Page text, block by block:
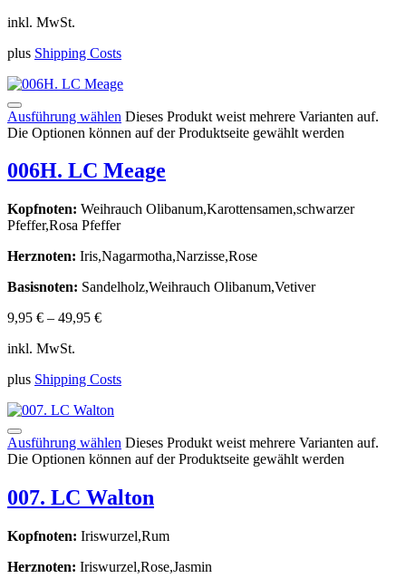
inkl. MwSt.
plus Shipping Costs
Ausführung wählen Dieses Produkt weist mehrere Varianten auf.
Die Optionen können auf der Produktseite gewählt werden
006H. LC Meage
Kopfnoten: Weihrauch Olibanum,Karottensamen,schwarzer
Pfeffer,Rosa Pfeffer
Herznoten: Iris,Nagarmotha,Narzisse,Rose
Basisnoten: Sandelholz,Weihrauch Olibanum,Vetiver
9,95 € – 49,95 €
inkl. MwSt.
plus Shipping Costs
Ausführung wählen Dieses Produkt weist mehrere Varianten auf.
Die Optionen können auf der Produktseite gewählt werden
007. LC Walton
Kopfnoten: Iriswurzel,Rum
Herznoten: Iriswurzel,Rose,Jasmin